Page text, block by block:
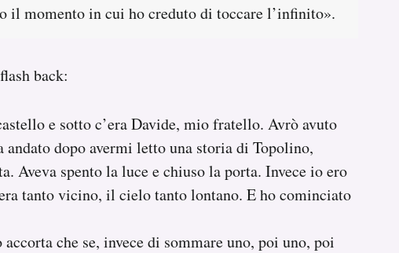
il momento in cui ho creduto di toccare l’infinito».
back:
e sotto c’era Davide, mio fratello. Avrò avuto
dopo avermi letto una storia di Topolino,
Aveva spento la luce e chiuso la porta. Invece io ero
tanto vicino, il cielo tanto lontano. E ho cominciato
che se, invece di sommare uno, poi uno, poi